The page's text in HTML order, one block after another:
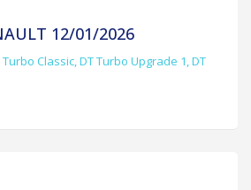
12/01/2026
Turbo Classic,DT Turbo Upgrade 1,DT